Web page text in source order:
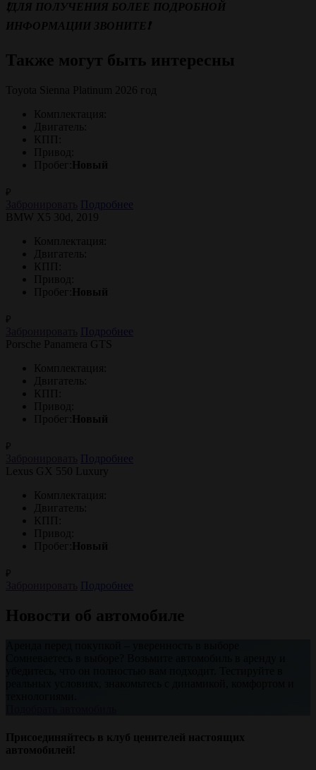
❗️ДЛЯ ПОЛУЧЕНИЯ БОЛЕЕ ПОДРОБНОЙ
ИНФОРМАЦИИ ЗВОНИТЕ ❗️
Также могут быть интересны
Toyota Sienna Platinum 2026 год
Комплектация:
Двигатель:
КПП:
Привод:
Пробег:
Новый
₽
Подробнее
BMW X5 30d, 2019
Комплектация:
Двигатель:
КПП:
Привод:
Пробег:
Новый
₽
Подробнее
Porsche Panamera GTS
Комплектация:
Двигатель:
КПП:
Привод:
Пробег:
Новый
₽
Подробнее
Lexus GX 550 Luxury
Комплектация:
Двигатель:
КПП:
Привод:
Пробег:
Новый
₽
Подробнее
Новости об автомобиле
Присоединяйтесь в клуб ценителей настоящих
автомобилей!